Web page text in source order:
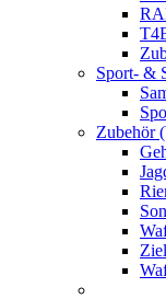
Sport- &
Zubehör